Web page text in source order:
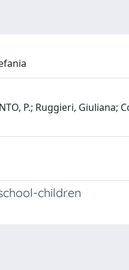
P.; Ruggieri, Giuliana;
children